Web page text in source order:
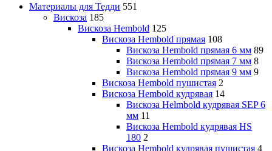
Материалы для Тедди 551
Вискоза 185
Вискоза Hembold 125
Вискоза Hembold прямая 108
Вискоза Hembold прямая 6 мм 89
Вискоза Hembold прямая 7 мм 8
Вискоза Hembold прямая 9 мм 9
Вискоза Hembold пушистая 2
Вискоза Hembold кудрявая 14
Вискоза Helmbold кудрявая SEP 6
мм 11
Вискоза Hembold кудрявая HS
180 2
Вискоза Hembold кудрявая пушистая 4